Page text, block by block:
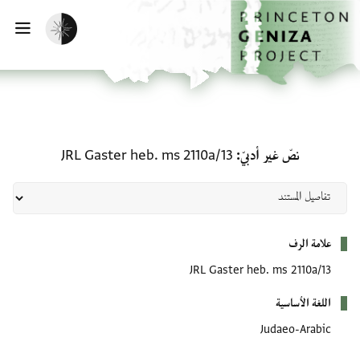
تخطي إلى المحتوى الرئيسي
الصفحة الرئيسية
تفعيل الوضع المظلم
نصّ غير أدبيّ JRL Gaster heb. ms 2110a/13
علامة الرف
JRL Gaster heb. ms 2110a/13
اللغة الأساسية
Judaeo-Arabic